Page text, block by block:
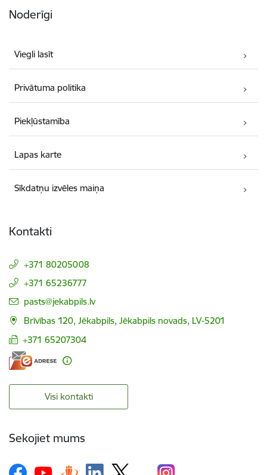
Noderīgi
Viegli lasīt
Privātuma politika
Piekļūstamība
Lapas karte
Sīkdatņu izvēles maiņa
Kontakti
+371 80205008
+371 65236777
E-pasts:
pasts@jekabpils.lv
Brīvības 120, Jēkabpils, Jēkabpils novads, LV-5201
+371 65207304
Visi kontakti
Sekojiet mums